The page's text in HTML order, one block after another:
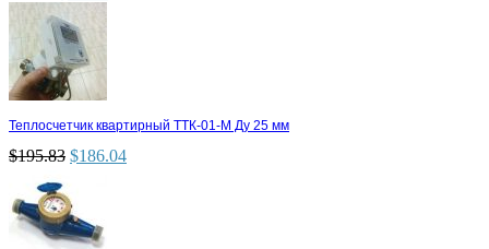
Теплосчетчик квартирный ТТК-01-М Ду 25 мм
$195.83 $186.04